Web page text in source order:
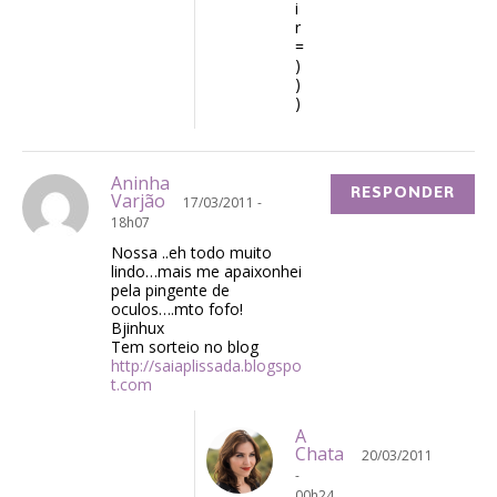
i
r
=
)
)
)
Aninha
Varjão
17/03/2011 -
18h07
Nossa ..eh todo muito
lindo…mais me apaixonhei
pela pingente de
oculos….mto fofo!
Bjinhux
Tem sorteio no blog
http://saiaplissada.blogspo
t.com
RESPONDER
A
Chata
20/03/2011
-